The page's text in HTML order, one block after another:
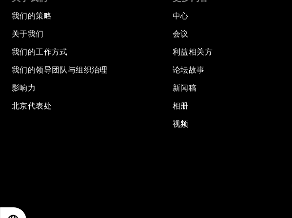
我们的策略
关于我们
我们的工作方式
我们的领导团队与组织治理
影响力
北京代表处
中心
会议
利益相关方
论坛故事
新闻稿
相册
视频